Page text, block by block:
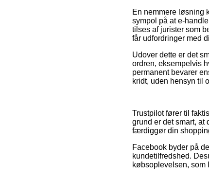
En nemmere løsning
sympol på at e-
tilses af jurister som
får udfordringer med
Udover dette er det
ordren, eksempelvis
permanent bevarer
kridt, uden hensyn til
Trustpilot fører til
grund er det smart,
færdiggør din
Facebook byder på
kundetilfredshed.
købsoplevelsen, som